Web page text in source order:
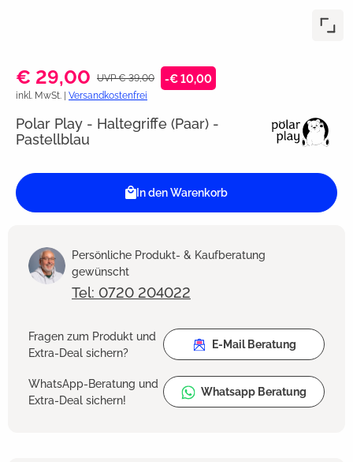
€ 29,00 UVP € 39,00 -€ 10,00
inkl. MwSt. | Versandkostenfrei
Polar Play - Haltegriffe (Paar) -
Pastellblau
In den Warenkorb
Persönliche Produkt- & Kaufberatung
gewünscht
Tel: 0720 204022
Fragen zum Produkt und
Extra-Deal sichern?
E-Mail Beratung
WhatsApp-Beratung und
Extra-Deal sichern!
Whatsapp Beratung